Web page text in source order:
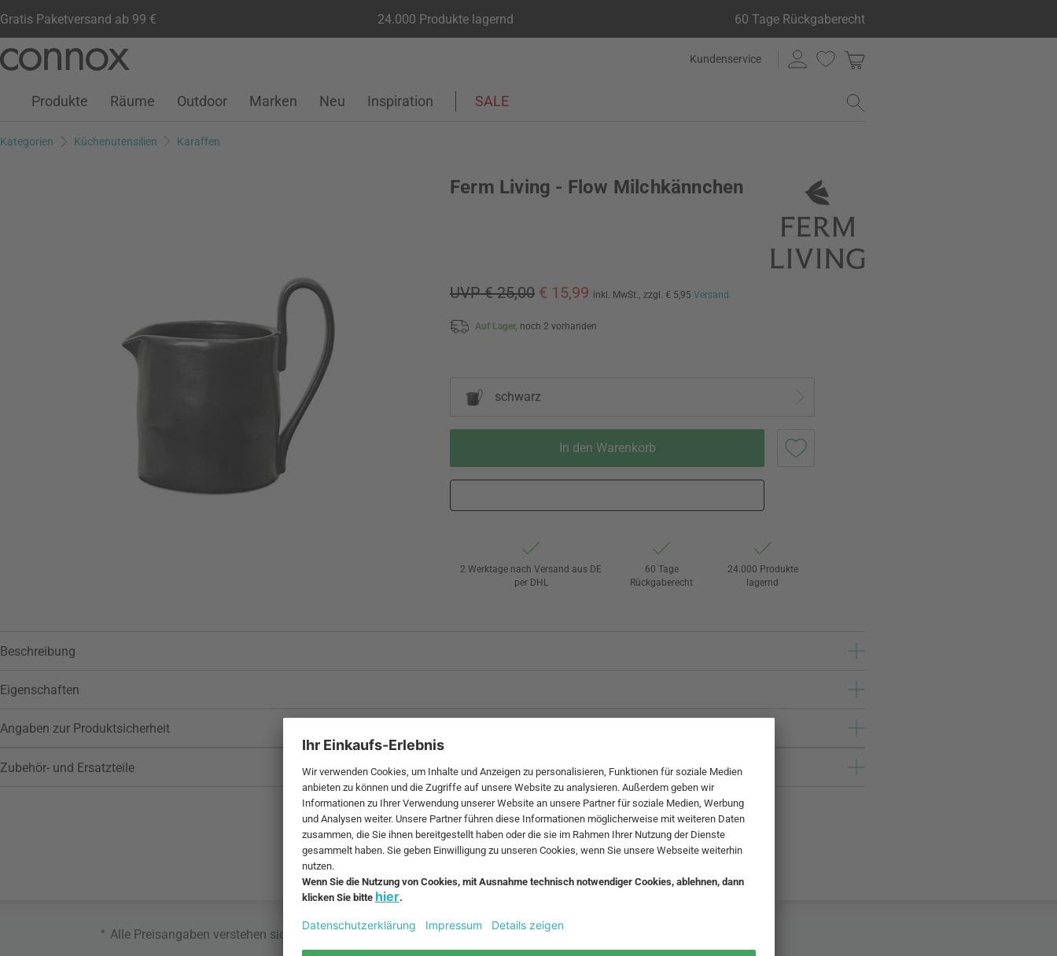
Gratis Paketversand ab 99 € 24.000 Produkte lagernd 60 Tage Rückgaberecht
Seiteninhalt
Suchfeld
Kundenservice
Kundenkonto
Wunschliste
Warenkorb
Produkte Räume Outdoor Marken Neu Inspiration SALE
Kategorien Küchenutensilien Karaffen
Ferm Living - Flow Milchkännchen
UVP € 25,00 € 15,99 inkl. MwSt., zzgl. € 5,95 Versand
Auf Lager, noch 2 vorhanden
schwarz
In den Warenkorb
2 Werktage nach Versand aus DE
per DHL
60 Tage
Rückgaberecht
24.000 Produkte
lagernd
Beschreibung
Eigenschaften
Angaben zur Produktsicherheit
Zubehör- und Ersatzteile
* Alle Preisangaben verstehen sich inklusive MwSt. und zzgl.Versandkosten.